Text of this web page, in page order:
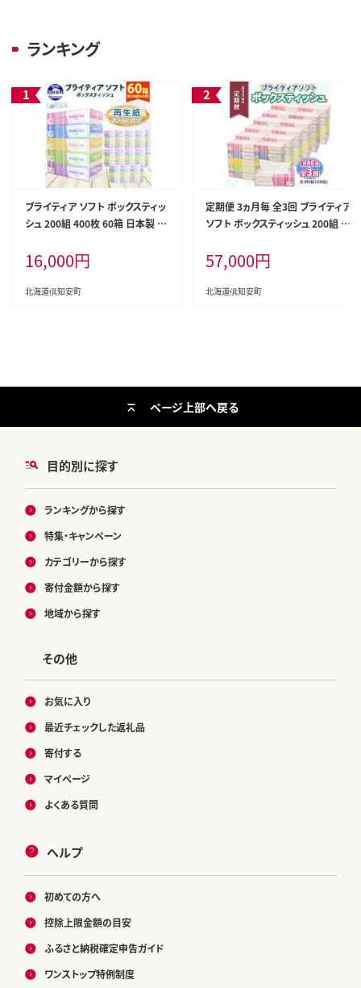
ランキング
ブライティア ソフト ボックスティッ
シュ 200組 400枚 60箱 日本製 ま
持 防災 常備品 日用雑貨 消耗品
生活必需品 備蓄 ペーパー 紙 北海
道 倶知安町 日用品
16,000円
北海道倶知安町
定期便 3ヵ月毎 全3回 ブライティア
ソフト ボックスティッシュ 200組 4
イクル 長持 防災 常備品 日用雑貨
消耗品 生活必需品 備蓄 ペーパー
紙 北海道 倶知安町 日用品
57,000円
北海道倶知安町
目的別に探す
ランキングから探す
特集・キャンペーン
カテゴリーから探す
寄付金額から探す
地域から探す
その他
お気に入り
最近チェックした返礼品
寄付する
マイページ
よくある質問
ヘルプ
初めての方へ
控除上限金額の目安
ふるさと納税確定申告ガイド
ワンストップ特例制度
ページ上部へ戻る